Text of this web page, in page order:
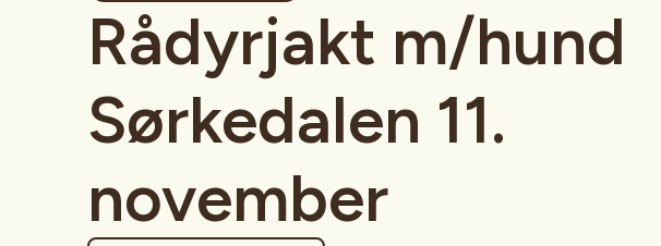
Rådyrjakt m/hund
Sørkedalen 11.
november